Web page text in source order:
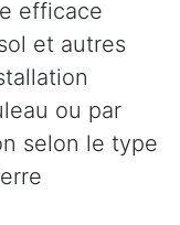
efficace
et autres
ou par
selon le type